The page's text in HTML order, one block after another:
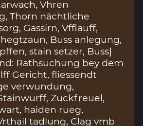
Vhren
Thorn nächtliche
Gassirn, Vfflauff,
Buss anlegung,
stain setzer, Buss]
Rathsuchung bey dem
Gericht, fliessendt
verwundung,
Zuckfreuel,
haiden rueg,
tadlung, Clag vmb